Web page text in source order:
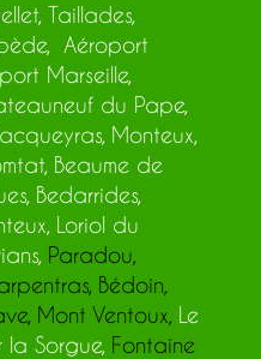
Taillades,
Aéroport
Marseille,
du Pape,
Monteux,
Beaume de
Bedarrides,
Loriol du
Paradou,
, Bédoin,
, Mont Ventoux,Le
la Sorgue, Fontaine